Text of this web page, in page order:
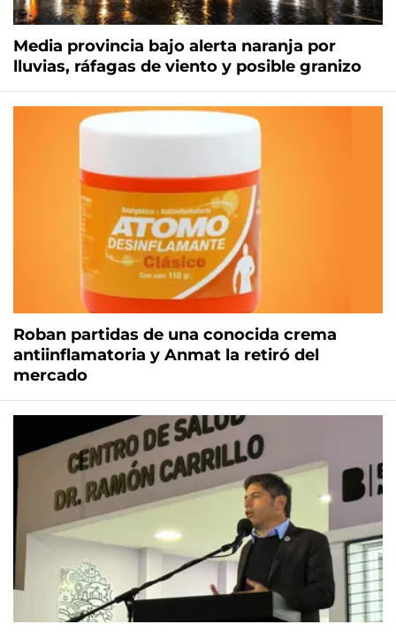
Media provincia bajo alerta naranja por
lluvias, ráfagas de viento y posible granizo
Roban partidas de una conocida crema
antiinflamatoria y Anmat la retiró del
mercado